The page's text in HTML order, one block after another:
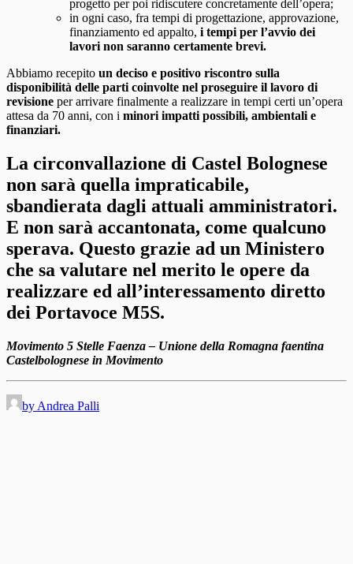
progetto per poi ridiscutere concretamente dell’opera;
in ogni caso, fra tempi di progettazione, approvazione,
finanziamento ed appalto, i tempi per l’avvio dei
lavori non saranno certamente brevi.
Abbiamo recepito un deciso e positivo riscontro sulla
disponibilità delle parti coinvolte nel proseguire il lavoro di
revisione per arrivare finalmente a realizzare in tempi certi un’opera
attesa da 70 anni, con i minori impatti possibili, ambientali e
finanziari.
La circonvallazione di Castel Bolognese
non sarà quella impraticabile,
sbandierata dagli attuali amministratori.
E non sarà accantonata, come qualcuno
sperava. Questo grazie ad un Ministero
che sa valutare nel merito le opere da
realizzare ed all’interessamento diretto
dei Portavoce M5S.
Movimento 5 Stelle Faenza – Unione della Romagna faentina
Castelbolognese in Movimento
by Andrea Palli